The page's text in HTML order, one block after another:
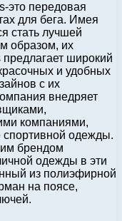
это передовая
для бега. Имея
стать лучшей
образом, их
широкий
и удобных
с их
внедряет
компаниями,
спортивной одежды.
брендом
одежды в эти
из полиэфирной
на поясе,